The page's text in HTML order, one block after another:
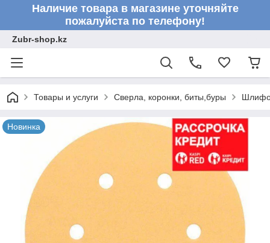
Наличие товара в магазине уточняйте
пожалуйста по телефону!
Zubr-shop.kz
Товары и услуги Сверла, коронки, биты,буры
Новинка